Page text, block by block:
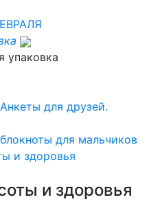
упаковка
для друзей.
для мальчиков
и здоровья
и здоровья